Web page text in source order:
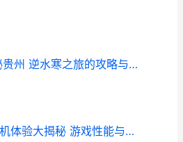
贵州逆水寒 探寻神秘贵州 逆水寒之旅的攻略与体验分享
地下城与勇士起源实机体验大揭秘 游戏性能与配置深度解析